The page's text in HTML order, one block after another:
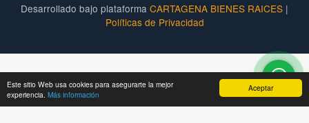
Aceptar
Este sitio Web usa cookies para asegurarte la mejor
experiencia. Más información
Desarrollado bajo plataforma CARTAGENA BIENES RAICES |
Políticas de Privacidad